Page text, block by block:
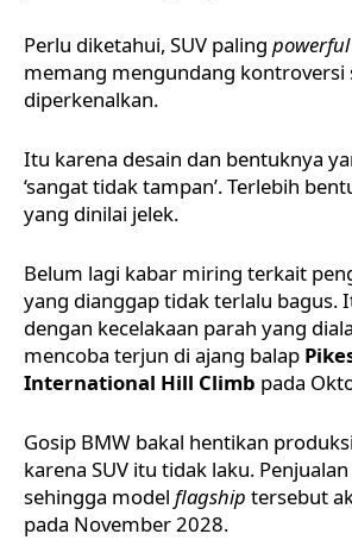
Perlu diketahui, SUV paling powerful
memang mengundang kontroversi
diperkenalkan.
Itu karena desain dan bentuknya
‘sangat tidak tampan’. Terlebih
yang dinilai jelek.
Belum lagi kabar miring terkait
yang dianggap tidak terlalu bagus.
dengan kecelakaan parah yang
mencoba terjun di ajang balap
International Hill Climb pada
Gosip BMW bakal hentikan
karena SUV itu tidak laku.
sehingga model flagship tersebut
pada November 2028.